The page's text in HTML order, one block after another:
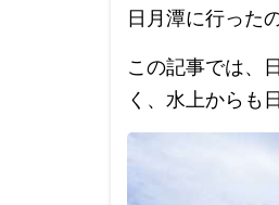
日月潭に行った
この記事では、
く、水上からも